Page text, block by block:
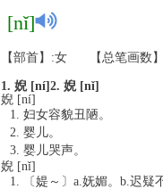
[nǐ]
【部首】:女 【总笔画数
1. 婗 [ní] 2. 婗 [nǐ]
婗 [ní]
妇女容貌丑陋。
婴儿。
婴儿哭声。
婗 [nǐ]
〔媞～〕a.妩媚。b.迟疑